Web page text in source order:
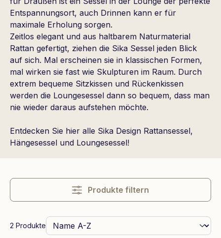
Entspannungsort, auch Drinnen kann er für
maximale Erholung sorgen.
Zeitlos elegant und aus haltbarem Naturmaterial
Rattan gefertigt, ziehen die Sika Sessel jeden Blick
auf sich. Mal erscheinen sie in klassischen Formen,
mal wirken sie fast wie Skulpturen im Raum. Durch
extrem bequeme Sitzkissen und Rückenkissen
werden die Loungesessel dann so bequem, dass man
nie wieder daraus aufstehen möchte.
Entdecken Sie hier alle Sika Design Rattansessel,
Hängesessel und Loungesessel!
Produkte filtern
2 Produkte